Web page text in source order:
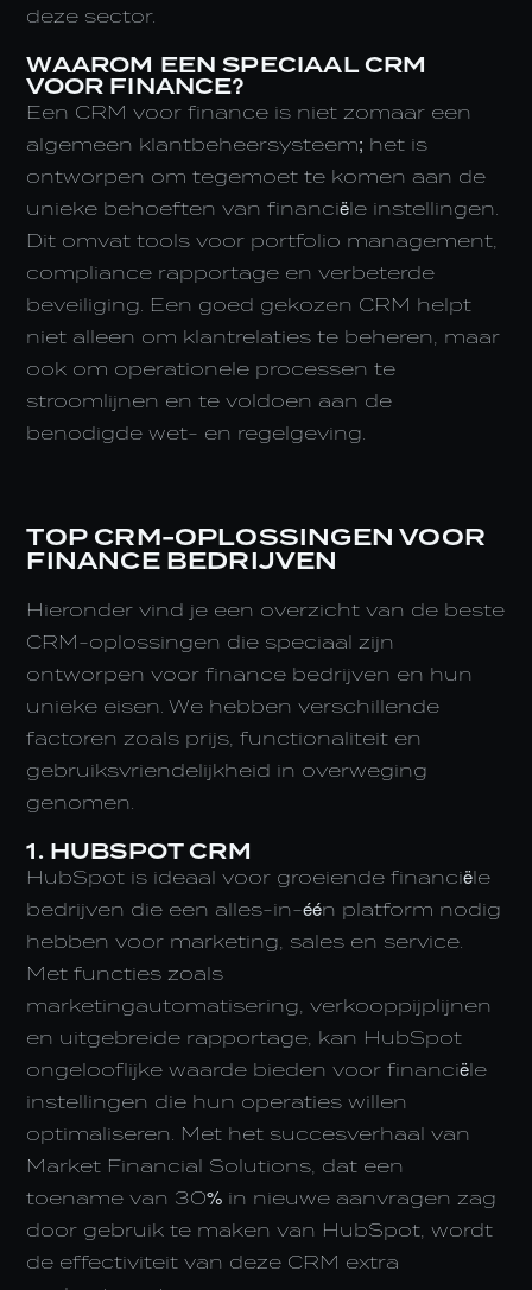
deze sector.
WAAROM EEN SPECIAAL CRM
VOOR FINANCE?
Een CRM voor finance is niet zomaar een
algemeen klantbeheersysteem; het is
ontworpen om tegemoet te komen aan de
unieke behoeften van financiële instellingen.
Dit omvat tools voor portfolio management,
compliance rapportage en verbeterde
beveiliging. Een goed gekozen CRM helpt
niet alleen om klantrelaties te beheren, maar
ook om operationele processen te
stroomlijnen en te voldoen aan de
benodigde wet- en regelgeving.
TOP CRM-OPLOSSINGEN VOOR
FINANCE BEDRIJVEN
Hieronder vind je een overzicht van de beste
CRM-oplossingen die speciaal zijn
ontworpen voor finance bedrijven en hun
unieke eisen. We hebben verschillende
factoren zoals prijs, functionaliteit en
gebruiksvriendelijkheid in overweging
genomen.
1. HUBSPOT CRM
HubSpot is ideaal voor groeiende financiële
bedrijven die een alles-in-één platform nodig
hebben voor marketing, sales en service.
Met functies zoals
marketingautomatisering, verkooppijplijnen
en uitgebreide rapportage, kan HubSpot
ongelooflijke waarde bieden voor financiële
instellingen die hun operaties willen
optimaliseren. Met het succesverhaal van
Market Financial Solutions, dat een
toename van 30% in nieuwe aanvragen zag
door gebruik te maken van HubSpot, wordt
de effectiviteit van deze CRM extra